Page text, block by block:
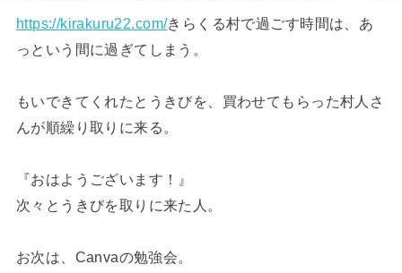
https://kirakuru22.com/きらくる村で過ごす時間は、あ
っという間に過ぎてしまう。
もいできてくれたとうきびを、買わせてもらった村人さ
んが順繰り取りに来る。
『おはようございます！』
次々とうきびを取りに来た人。
お次は、Canvaの勉強会。